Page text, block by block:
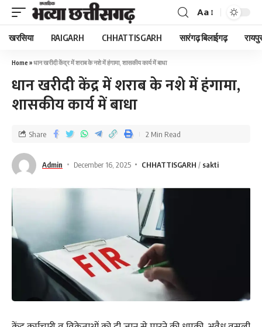
Aa
खरसिया RAIGARH CHHATTISGARH सारंगढ़ बिलाईगढ़
Home »धान खरीदी केंद्र में शराब के नशे में हंगामा, शासकीय कार्य में बाधा
धान खरीदी केंद्र में शराब के नशे में हंगामा,
शासकीय कार्य में बाधा
Admin December 16, 2025 CHHATTISGARH sakti
Share 2 Min Read